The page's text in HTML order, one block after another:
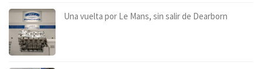
Una vuelta por Le Mans, sin salir de Dearborn